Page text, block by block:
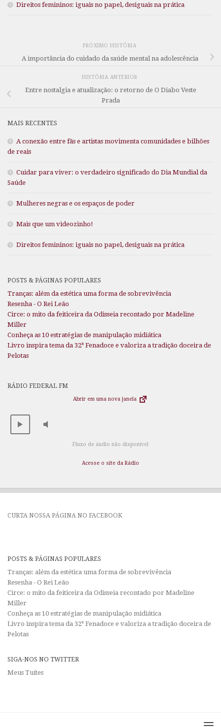
Direitos femininos: iguais no papel, desiguais na prática
PRÓXIMO HISTÓRIA
A importância do cuidado da saúde mental na adolescência
HISTÓRIA ANTERIOR
Entre nostalgia e atualização: o retorno de O Diabo Veste
Prada
MAIS RECENTES
A conexão entre fãs e artistas movimenta comunidades e bilhões
de reais
Cuidar para viver: o verdadeiro significado do Dia Mundial da
Saúde
Mulheres negras e os espaços de poder
Mais que um videozinho!
Direitos femininos: iguais no papel, desiguais na prática
POSTS & PÁGINAS POPULARES
Tranças: além da estética uma forma de sobrevivência
Resenha - O Rei Leão
Circe: o mito da feiticeira da Odisseia recontado por Madeline
Miller
Conheça as 10 estratégias de manipulação midiática
Livro inspira tema da 32ª Fenadoce e valoriza a tradição doceira de
Pelotas
RÁDIO FEDERAL FM
Abrir em uma nova janela
Fluxo de áudio não disponível
Acesse o site da Rádio
CURTA NOSSA PÁGINA NO FACEBOOK
POSTS & PÁGINAS POPULARES
Tranças: além da estética uma forma de sobrevivência
Resenha - O Rei Leão
Circe: o mito da feiticeira da Odisseia recontado por Madeline
Miller
Conheça as 10 estratégias de manipulação midiática
Livro inspira tema da 32ª Fenadoce e valoriza a tradição doceira de
Pelotas
SIGA-NOS NO TWITTER
Meus Tuítes